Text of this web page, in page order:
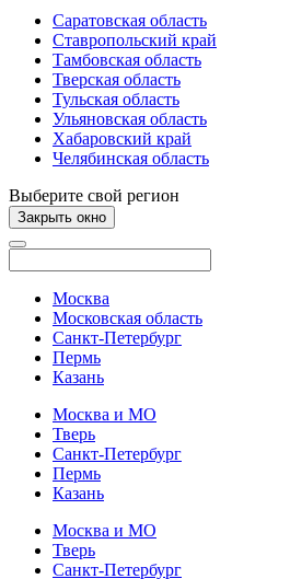
Саратовская область
Ставропольский край
Тамбовская область
Тверская область
Тульская область
Ульяновская область
Хабаровский край
Челябинская область
Выберите свой регион
Закрыть окно
Москва
Московская область
Санкт-Петербург
Пермь
Казань
Москва и МО
Тверь
Санкт-Петербург
Пермь
Казань
Москва и МО
Тверь
Санкт-Петербург